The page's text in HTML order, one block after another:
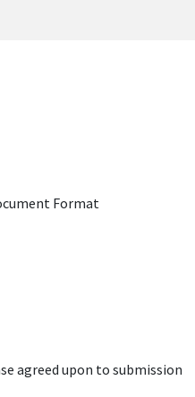
Format
agreed upon to submission